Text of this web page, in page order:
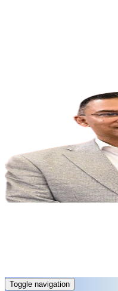
Toggle navigation